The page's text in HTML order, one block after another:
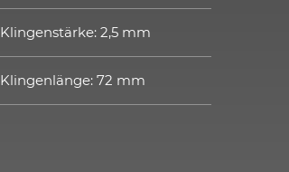
Klingenstärke: 2,5 mm
Klingenlänge: 72 mm